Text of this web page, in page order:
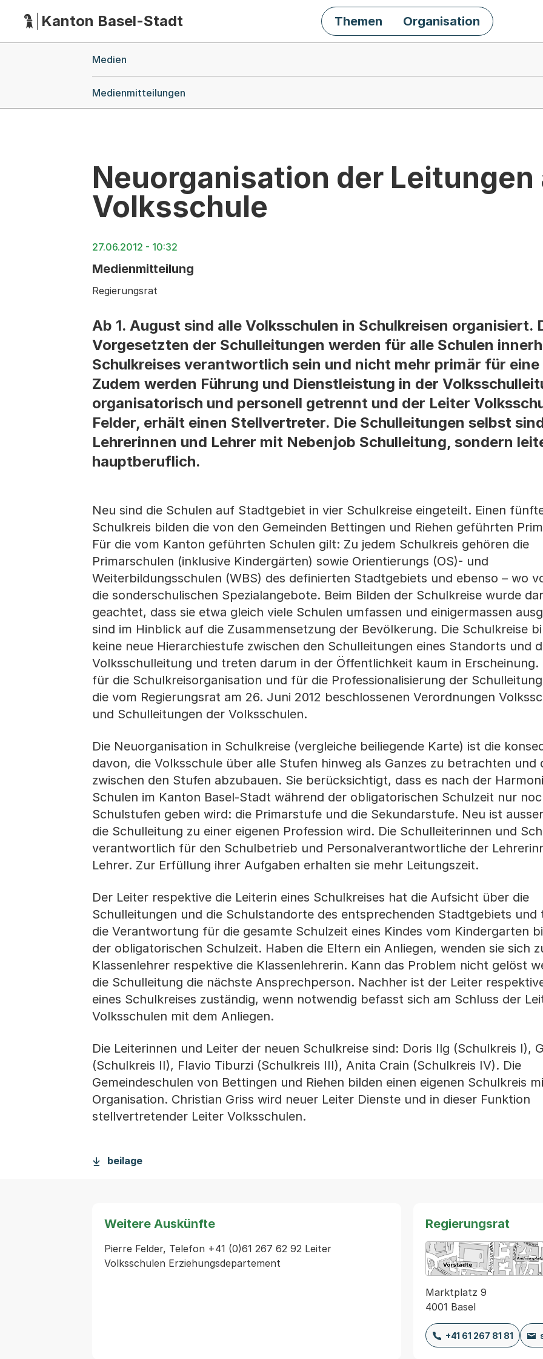
HauptnavigationKanton Basel-Stadt Themen Organisation
Medien
Medienmitteilungen
Neuorganisation der Leitungen
Volksschule
27.06.2012 - 10:32
Medienmitteilung
Regierungsrat
Ab 1. August sind alle Volksschulen in Schulkreisen organisiert.
Vorgesetzten der Schulleitungen werden für alle Schulen
Schulkreises verantwortlich sein und nicht mehr primär für
Zudem werden Führung und Dienstleistung in der
organisatorisch und personell getrennt und der Leiter
Felder, erhält einen Stellvertreter. Die Schulleitungen selbst
Lehrerinnen und Lehrer mit Nebenjob Schulleitung, sondern
hauptberuflich.
Neu sind die Schulen auf Stadtgebiet in vier Schulkreise eingeteilt. Einen
Schulkreis bilden die von den Gemeinden Bettingen und Riehen geführten
Für die vom Kanton geführten Schulen gilt: Zu jedem Schulkreis gehören die
Primarschulen (inklusive Kindergärten) sowie Orientierungs (OS)- und
Weiterbildungsschulen (WBS) des definierten Stadtgebiets und ebenso – wo
die sonderschulischen Spezialangebote. Beim Bilden der Schulkreise wurde
geachtet, dass sie etwa gleich viele Schulen umfassen und einigermassen
sind im Hinblick auf die Zusammensetzung der Bevölkerung. Die Schulkreise
keine neue Hierarchiestufe zwischen den Schulleitungen eines Standorts und
Volksschulleitung und treten darum in der Öffentlichkeit kaum in Erscheinung.
für die Schulkreisorganisation und für die Professionalisierung der
die vom Regierungsrat am 26. Juni 2012 beschlossenen Verordnungen
und Schulleitungen der Volksschulen.
Die Neuorganisation in Schulkreise (vergleiche beiliegende Karte) ist die
davon, die Volksschule über alle Stufen hinweg als Ganzes zu betrachten und
zwischen den Stufen abzubauen. Sie berücksichtigt, dass es nach der
Schulen im Kanton Basel-Stadt während der obligatorischen Schulzeit nur
Schulstufen geben wird: die Primarstufe und die Sekundarstufe. Neu ist
die Schulleitung zu einer eigenen Profession wird. Die Schulleiterinnen und
verantwortlich für den Schulbetrieb und Personalverantwortliche der
Lehrer. Zur Erfüllung ihrer Aufgaben erhalten sie mehr Leitungszeit.
Der Leiter respektive die Leiterin eines Schulkreises hat die Aufsicht über die
Schulleitungen und die Schulstandorte des entsprechenden Stadtgebiets
die Verantwortung für die gesamte Schulzeit eines Kindes vom Kindergarten
der obligatorischen Schulzeit. Haben die Eltern ein Anliegen, wenden sie sich
Klassenlehrer respektive die Klassenlehrerin. Kann das Problem nicht gelöst
die Schulleitung die nächste Ansprechperson. Nachher ist der Leiter
eines Schulkreises zuständig, wenn notwendig befasst sich am Schluss der
Volksschulen mit dem Anliegen.
Die Leiterinnen und Leiter der neuen Schulkreise sind: Doris Ilg (Schulkreis I),
(Schulkreis II), Flavio Tiburzi (Schulkreis III), Anita Crain (Schulkreis IV). Die
Gemeindeschulen von Bettingen und Riehen bilden einen eigenen Schulkreis
Organisation. Christian Griss wird neuer Leiter Dienste und in dieser Funktion
stellvertretender Leiter Volksschulen.
beilage
Weitere Auskünfte
Pierre Felder, Telefon +41 (0)61 267 62 92 Leiter
Volksschulen Erziehungsdepartement
Regierungsrat
Marktplatz 9
4001 Basel
+41 61 267 81 81